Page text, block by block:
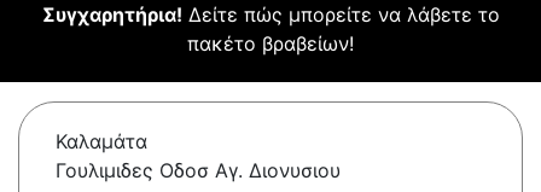
Συγχαρητήρια! Δείτε πώς μπορείτε να λάβετε το
πακέτο βραβείων!
Καλαμάτα
Γουλιμιδες Οδοσ Αγ. Διονυσιου